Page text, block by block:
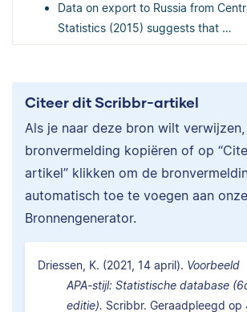
Data on export to Russia from
Statistics (2015) suggests that …
Citeer dit Scribbr-artikel
Als je naar deze bron wilt
bronvermelding kopiëren of op
artikel” klikken om de
automatisch toe te voegen aan
Bronnengenerator.
Driessen, K. (2021, 14 april). Voorbeeld
APA-stijl: Statistische database
editie). Scribbr. Geraadpleegd op